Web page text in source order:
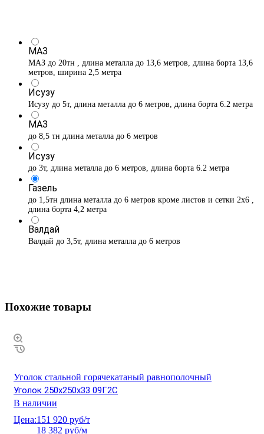
МАЗ
МАЗ до 20тн , длина металла до 13,6 метров, длина борта 13,6
метров, ширина 2,5 метра
Исузу
Исузу до 5т, длина металла до 6 метров, длина борта 6.2 метра
МАЗ
до 8,5 тн длина металла до 6 метров
Исузу
до 3т, длина металла до 6 метров, длина борта 6.2 метра
Газель
до 1,5тн длина металла до 6 метров кроме листов и сетки 2х6 ,
длина борта 4,2 метра
Валдай
Валдай до 3,5т, длина металла до 6 метров
Похожие товары
Уголок стальной горячекатаный равнополочный
Уголок 250х250х33 09Г2С
В наличии
Цена:151 920 руб/т
18 382 руб/м